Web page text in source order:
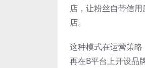
店，让粉丝自带信
店。
这种模式在运营策
再在B平台上开设品